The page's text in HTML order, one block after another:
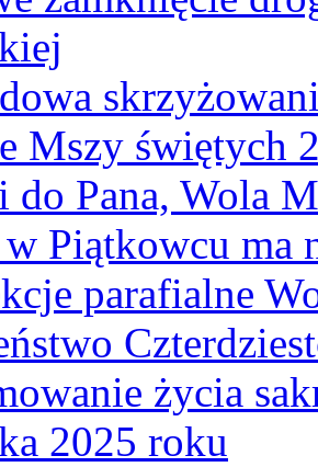
Mszy świętych
do Pana, Wola
Piątkowcu ma
parafialne
życia
2025 roku